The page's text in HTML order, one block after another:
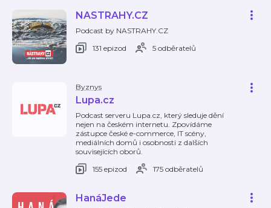
NASTRAHY.CZ
Podcast by NASTRAHY.CZ
131 epizod
5 odběratelů
Byznys
Lupa.cz
Podcast serveru Lupa.cz, který sleduje dění
nejen na českém internetu. Zpovídáme
zástupce české e-commerce, IT scény,
mediálních domů i osobnosti z dalších
souvisejících oborů.
155 epizod
175 odběratelů
HanáJede